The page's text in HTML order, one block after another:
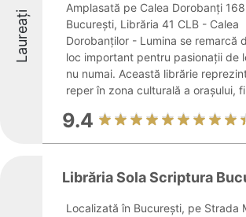
Laureați
Amplasată pe Calea Dorobanți
București, Librăria 41 CLB - Calea
Dorobanților - Lumina se remarcă
loc important pentru pasionații de
nu numai. Această librărie
reper în zona culturală a orașului,
9.4
Librăria Sola Scriptura
Localizată în București, pe Strada